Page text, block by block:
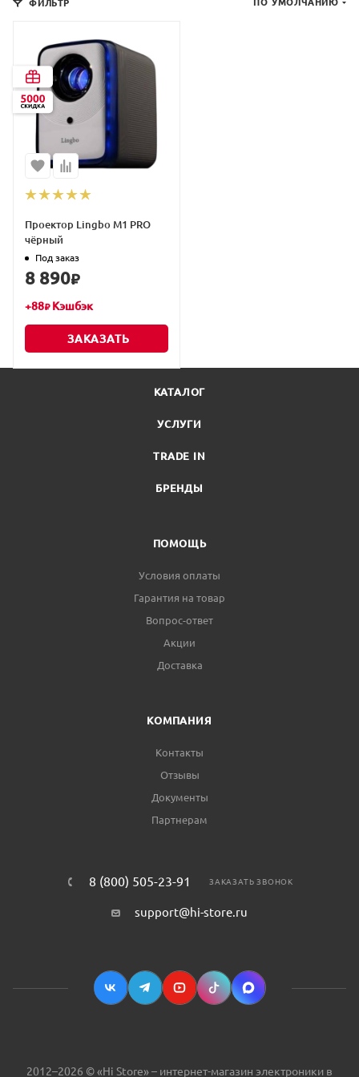
ФИЛЬТР ПО УМОЛЧАНИЮ
Проектор Lingbo M1 PRO
чёрный
Под заказ
8 890₽
+88₽Кэшбэк
ЗАКАЗАТЬ
КАТАЛОГ
УСЛУГИ
TRADE IN
БРЕНДЫ
ПОМОЩЬ
Условия оплаты
Гарантия на товар
Вопрос-ответ
Акции
Доставка
КОМПАНИЯ
Контакты
Отзывы
Документы
Партнерам
8 (800) 505-23-91 ЗАКАЗАТЬ ЗВОНОК
support@hi-store.ru
2012–2026 © «Hi Store» – интернет-магазин электроники в